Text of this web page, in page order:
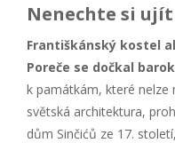
Nenechte si
Františkánský kostel
Poreče se dočkal
k památkám, které nelze
světská architektura,
dům Sinčićů ze 17.